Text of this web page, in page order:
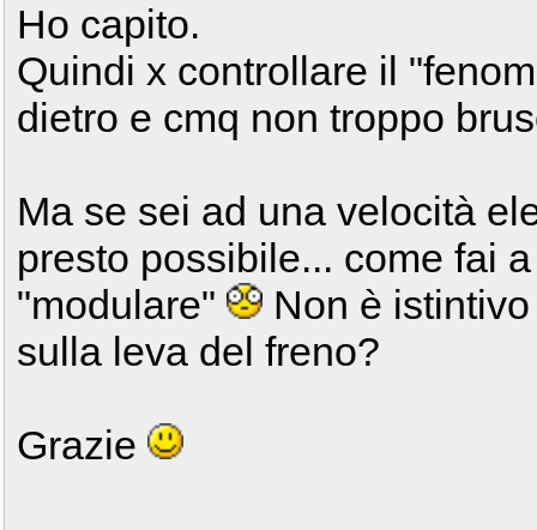
Ho capito.
Quindi x controllare il
dietro e cmq non troppo
Ma se sei ad una velocità
presto possibile... come fai
"modulare"
Non è
sulla leva del freno?
Grazie